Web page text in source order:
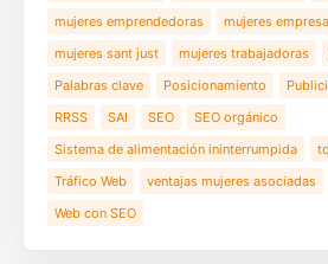
mujeres emprendedoras
mujeres
mujeres sant just
mujeres trabajadoras
Palabras clave
Posicionamiento
RRSS
SAI SEO
SEO orgánico
Sistema de alimentación ininterrumpida
Tráfico Web
ventajas mujeres asociadas
Web con SEO